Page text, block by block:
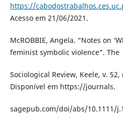
https://
Acesso em 21/06/2021.
McROBBIE, Angela. “Notes on
feminist symbolic violence”. The
Sociological Review, Keele, v.
Disponível em https://journals.
sagepub.com/doi/abs/10.1111/